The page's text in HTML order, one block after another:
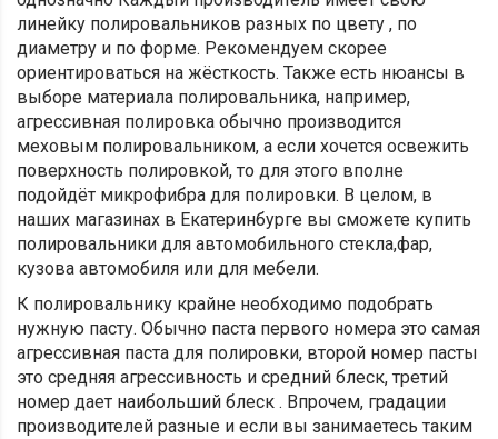
линейку полировальников разных по цвету , по
диаметру и по форме. Рекомендуем скорее
ориентироваться на жёсткость. Также есть нюансы в
выборе материала полировальника, например,
агрессивная полировка обычно производится
меховым полировальником, а если хочется освежить
поверхность полировкой, то для этого вполне
подойдёт микрофибра для полировки. В целом, в
наших магазинах в Екатеринбурге вы сможете купить
полировальники для автомобильного стекла,фар,
кузова автомобиля или для мебели.
К полировальнику крайне необходимо подобрать
нужную пасту. Обычно паста первого номера это самая
агрессивная паста для полировки, второй номер пасты
это средняя агрессивность и средний блеск, третий
номер дает наибольший блеск . Впрочем, градации
производителей разные и если вы занимаетесь таким